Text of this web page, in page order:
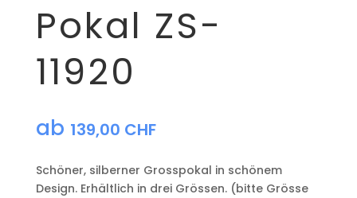
Pokal ZS-
11920
ab 139,00 CHF
Schöner, silberner Grosspokal in schönem
Design. Erhältlich in drei Grössen. (bitte Grösse